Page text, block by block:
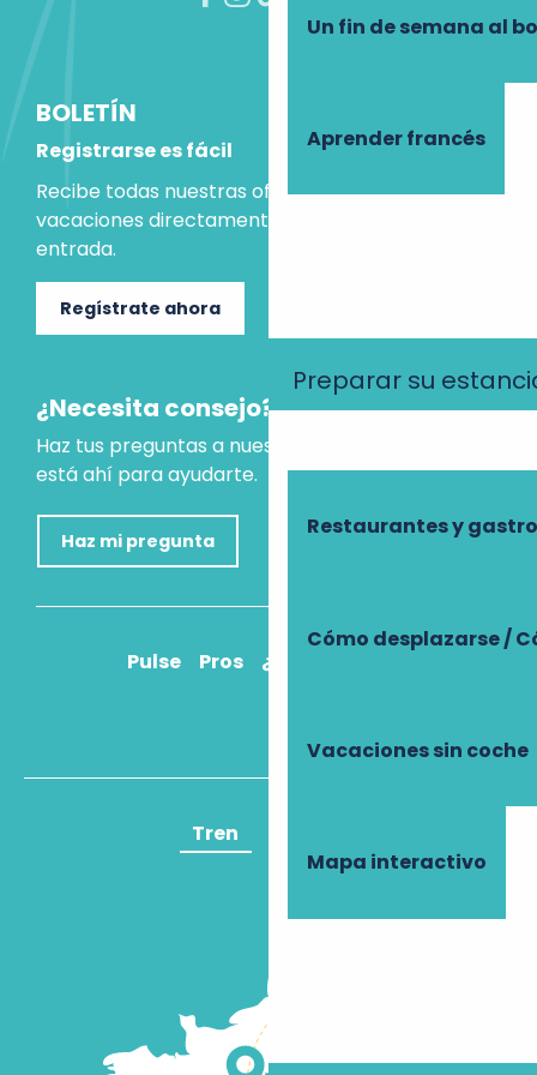
Un fin de semana al
Aprender francés
Preparar su
Restaurantes y
Cómo desplazarse /
Vacaciones sin coche
Mapa interactivo
BOLETÍN
Registrarse es fácil
Recibe todas nuestras ofertas e ideas para las
vacaciones directamente en tu bandeja de
entrada.
Regístrate ahora
¿Necesita consejo?
Haz tus preguntas a nuestro asistente virtual, que
está ahí para ayudarte.
Haz mi pregunta
Pulse Pros ¿Cómo llegar?
Tren